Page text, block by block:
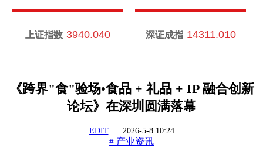
上证指数 3940.040 深证成指 14311.010
《跨界"食"验场•食品 + 礼品 + IP 融合创新
论坛》在深圳圆满落幕
EDIT 2026-5-8 10:24
# 产业资讯